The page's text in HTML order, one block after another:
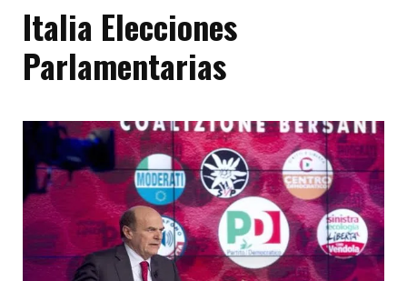
Italia Elecciones
Parlamentarias